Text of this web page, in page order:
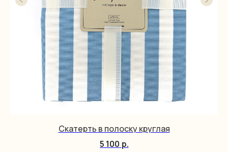
Скатерть в полоску круглая
5 100 р.